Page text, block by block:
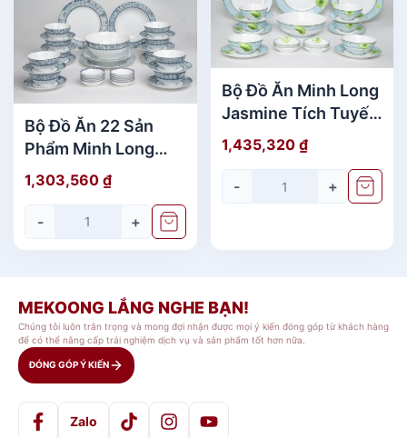
ư
ợ
n
g
Bộ Đồ Ăn 22 Sản
Phẩm Minh Long
Jasmine Vinh Quy
Nhạt Giá rẻ
1,303,560 ₫
- +
Bộ Đồ Ăn Minh Long
Jasmine Tích Tuyết
Thảo 22 Sản Phẩm
Đẹp
1,435,320 ₫
- +
MEKOONG LẮNG NGHE BẠN!
Chúng tôi luôn trân trọng và mong đợi nhận được mọi ý kiến đóng góp từ khách hàng
để có thể nâng cấp trải nghiệm dịch vụ và sản phẩm tốt hơn nữa.
ĐÓNG GÓP Ý KIẾN
Zalo